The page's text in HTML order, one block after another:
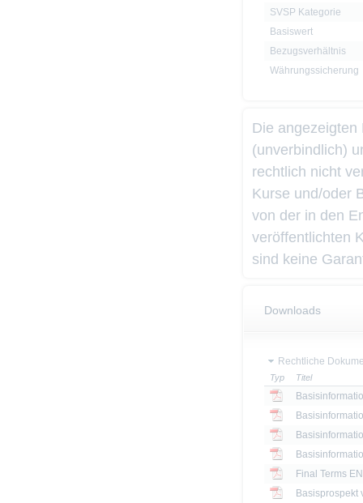
SVSP Kategorie
Basiswert
Bezugsverhältnis
Währungssicherung
Die
(unverbindlich)
rechtlich nicht
Kurse und/oder
von der in den
veröffentlichten
sind keine
Downloads
Rechtliche
Typ Titel
Final Terms EN
Basisprospekt